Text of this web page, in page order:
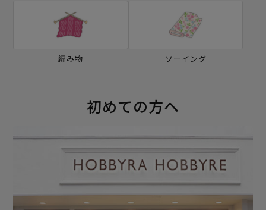
編み物 ソーイング
初めての方へ